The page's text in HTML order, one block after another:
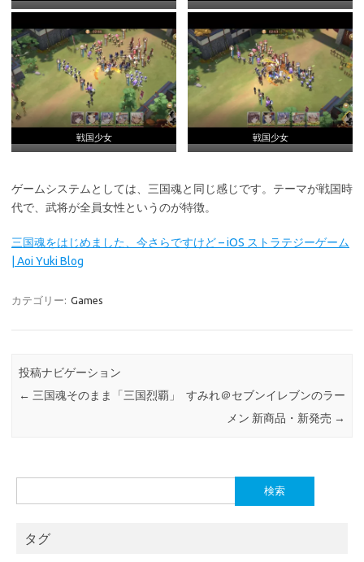
戦国少女 戦国少女
ゲームシステムとしては、三国魂と同じ感じです。テーマが戦国時
代で、武将が全員女性というのが特徴。
三国魂をはじめました、今さらですけど – iOS ストラテジーゲーム
| Aoi Yuki Blog
カテゴリー: Games
投稿ナビゲーション
← 三国魂そのまま「三国烈覇」
すみれ＠セブンイレブンのラー
メン 新商品・新発売 →
索:
タグ